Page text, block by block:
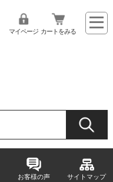
マイページ カートをみる
お客様の声 サイトマップ